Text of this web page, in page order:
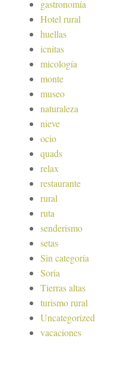
gastronomía
Hotel rural
huellas
icnitas
micología
monte
museo
naturaleza
nieve
ocio
quads
relax
restaurante
rural
ruta
senderismo
setas
Sin categoría
Soria
Tierras altas
turismo rural
Uncategorized
vacaciones